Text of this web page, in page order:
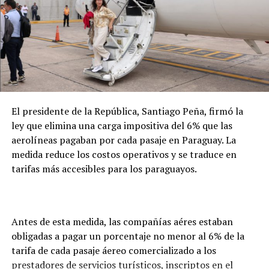
apertura de un expediente. Desde ese momento, se
coordina con el consulado paraguayo la verificación del
fallecimiento, la obtención del certificado de defunción
y las gestiones necesarias para la repatriación. En este
caso, precisó que el seguro de la empresa cubrirá
íntegramente los costos del proceso.
El presidente de la República, Santiago Peña, firmó la
ley que elimina una carga impositiva del 6% que las
aerolíneas pagaban por cada pasaje en Paraguay. La
medida reduce los costos operativos y se traduce en
tarifas más accesibles para los paraguayos.
Antes de esta medida, las compañías aéres estaban
obligadas a pagar un porcentaje no menor al 6% de la
tarifa de cada pasaje áereo comercializado a los
prestadores de servicios turísticos, inscriptos en el